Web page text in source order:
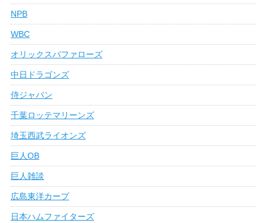
NPB
WBC
オリックスバファローズ
中日ドラゴンズ
侍ジャパン
千葉ロッテマリーンズ
埼玉西武ライオンズ
巨人OB
巨人雑談
広島東洋カープ
日本ハムファイターズ